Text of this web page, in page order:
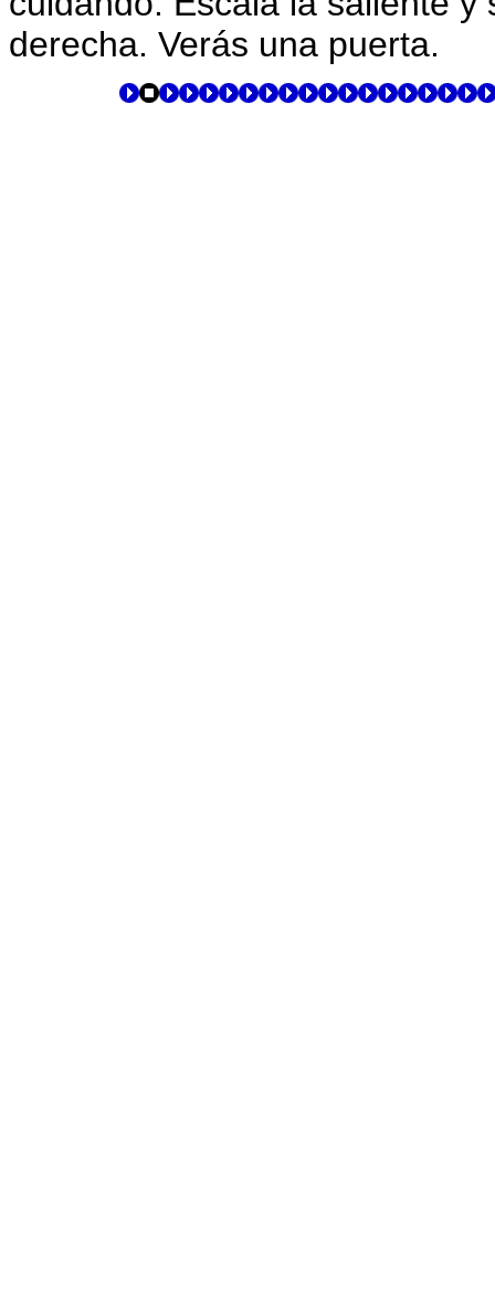
derecha. Verás una puerta.